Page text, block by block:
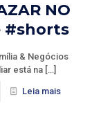
NO
#shorts
& Negócios
está na […]
Leia mais